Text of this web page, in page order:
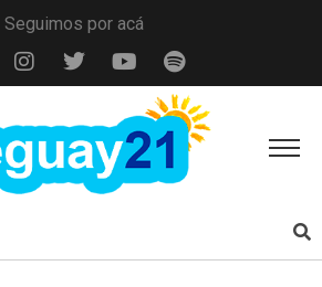
Seguimos por acá